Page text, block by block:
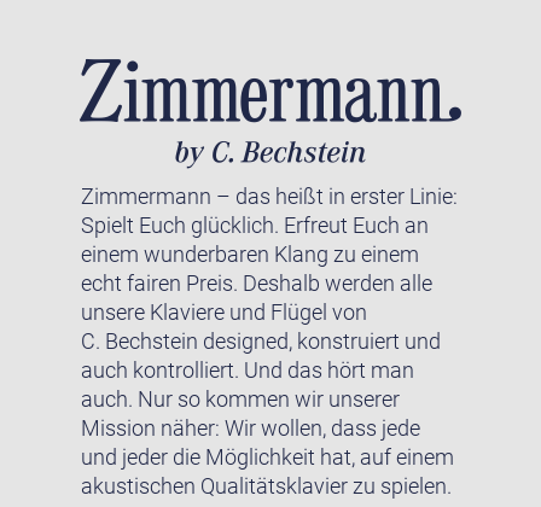
Zimmermann – das heißt in erster Linie:
Spielt Euch glücklich. Erfreut Euch an
einem wunderbaren Klang zu einem
echt fairen Preis. Deshalb werden alle
unsere Klaviere und Flügel von
C. Bechstein designed, konstruiert und
auch kontrolliert. Und das hört man
auch. Nur so kommen wir unserer
Mission näher: Wir wollen, dass jede
und jeder die Möglichkeit hat, auf einem
akustischen Qualitätsklavier zu spielen.